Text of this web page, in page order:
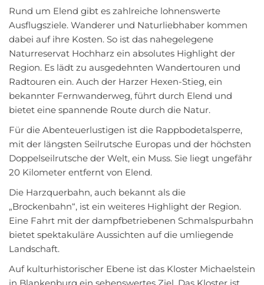
Rund um Elend gibt es zahlreiche lohnenswerte
Ausflugsziele. Wanderer und Naturliebhaber kommen
dabei auf ihre Kosten. So ist das nahegelegene
Naturreservat Hochharz ein absolutes Highlight der
Region. Es lädt zu ausgedehnten Wandertouren und
Radtouren ein. Auch der Harzer Hexen-Stieg, ein
bekannter Fernwanderweg, führt durch Elend und
bietet eine spannende Route durch die Natur.
Für die Abenteuerlustigen ist die Rappbodetalsperre,
mit der längsten Seilrutsche Europas und der höchsten
Doppelseilrutsche der Welt, ein Muss. Sie liegt ungefähr
20 Kilometer entfernt von Elend.
Die Harzquerbahn, auch bekannt als die
„Brockenbahn“, ist ein weiteres Highlight der Region.
Eine Fahrt mit der dampfbetriebenen Schmalspurbahn
bietet spektakuläre Aussichten auf die umliegende
Landschaft.
Auf kulturhistorischer Ebene ist das Kloster Michaelstein